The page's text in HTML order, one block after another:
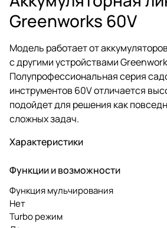
Greenworks 60V
Модель работает от
с другими устройствами
Полупрофессиональная серия
инструментов 60V отличается
подойдет для решения как
сложных задач.
Характеристики
Функции и возможности
Функция мульчирования
Нет
Turbo режим